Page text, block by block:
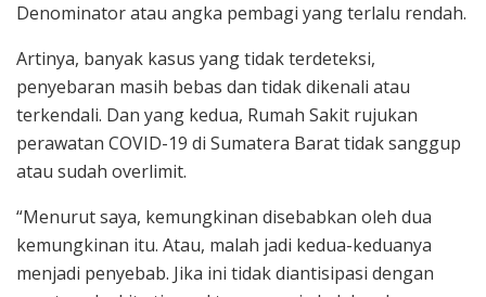
Denominator atau angka pembagi yang terlalu rendah.
Artinya, banyak kasus yang tidak terdeteksi,
penyebaran masih bebas dan tidak dikenali atau
terkendali. Dan yang kedua, Rumah Sakit rujukan
perawatan COVID-19 di Sumatera Barat tidak sanggup
atau sudah overlimit.
“Menurut saya, kemungkinan disebabkan oleh dua
kemungkinan itu. Atau, malah jadi kedua-keduanya
menjadi penyebab. Jika ini tidak diantisipasi dengan